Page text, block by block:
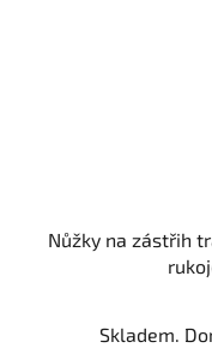
Nůžky na zástřih
Skladem.